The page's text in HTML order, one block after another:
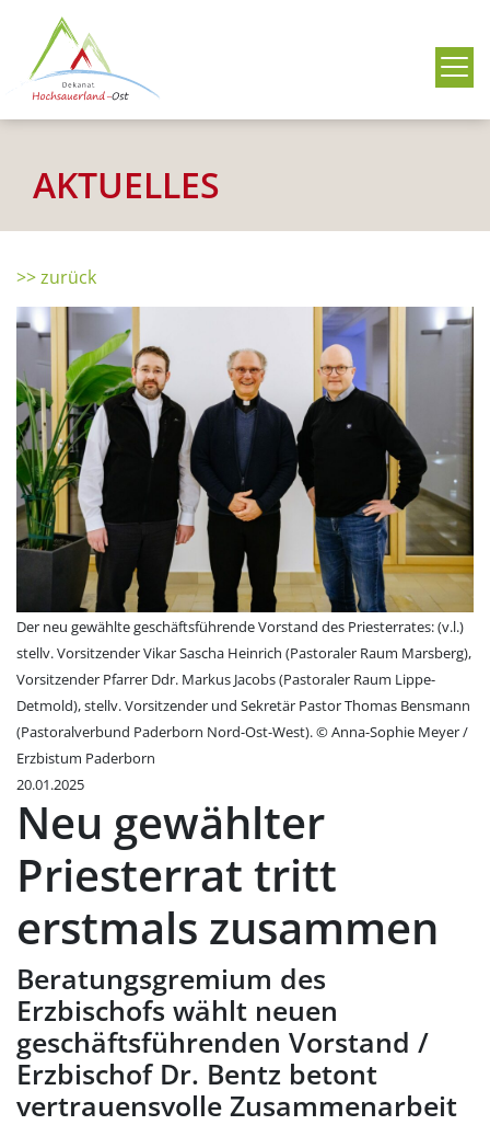
AKTUELLES
>> zurück
Der neu gewählte geschäftsführende Vorstand des Priesterrates: (v.l.)
stellv. Vorsitzender Vikar Sascha Heinrich (Pastoraler Raum Marsberg),
Vorsitzender Pfarrer Ddr. Markus Jacobs (Pastoraler Raum Lippe-
Detmold), stellv. Vorsitzender und Sekretär Pastor Thomas Bensmann
(Pastoralverbund Paderborn Nord-Ost-West). © Anna-Sophie Meyer /
Erzbistum Paderborn
20.01.2025
Neu gewählter
Priesterrat tritt
erstmals zusammen
Beratungsgremium des
Erzbischofs wählt neuen
geschäftsführenden Vorstand /
Erzbischof Dr. Bentz betont
vertrauensvolle Zusammenarbeit